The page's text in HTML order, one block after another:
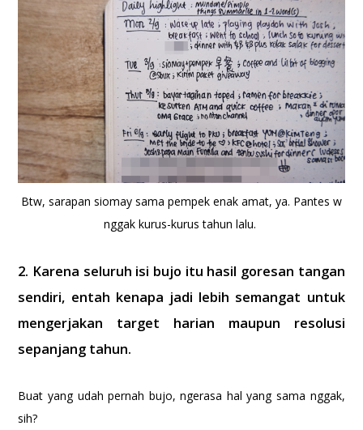
Btw, sarapan siomay sama pempek enak amat, ya. Pantes w
nggak kurus-kurus tahun lalu.
2. Karena seluruh isi bujo itu hasil goresan tangan
sendiri, entah kenapa jadi lebih semangat untuk
mengerjakan target harian maupun resolusi
sepanjang tahun.
Buat yang udah pernah bujo, ngerasa hal yang sama nggak,
sih?